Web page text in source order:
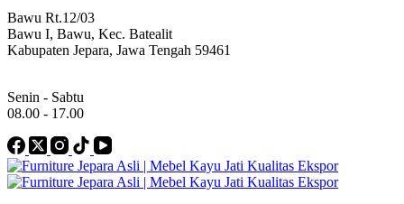
Bawu Rt.12/03
Bawu I, Bawu, Kec. Batealit
Kabupaten Jepara, Jawa Tengah 59461
Senin - Sabtu
08.00 - 17.00